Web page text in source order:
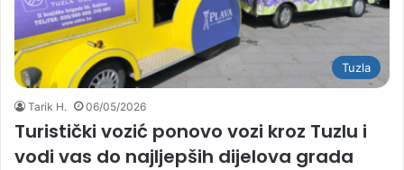
Tuzla
Tarik H. 06/05/2026
Turistički vozić ponovo vozi kroz Tuzlu i
vodi vas do najljepših dijelova grada